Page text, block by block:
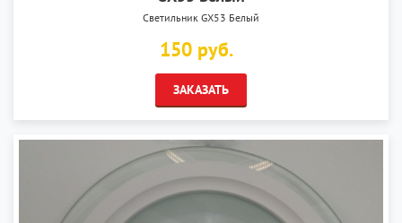
Светильник GX53 Белый
150 руб.
ЗАКАЗАТЬ